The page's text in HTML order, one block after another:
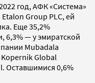
год, АФК «Система»
Group PLC, ей
Еще 35,2%
6,3% — у эмиратской
Mubadala
Global
Оставшимися 0,6%